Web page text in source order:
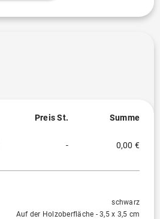
Preis St. Summe
- 0,00 €
schwarz
Auf der Holzoberfläche - 3,5 x 3,5 cm